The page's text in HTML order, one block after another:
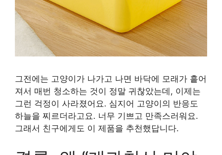
그전에는 고양이가 나가고 나면 바닥에 모래가 흩어
져서 매번 청소하는 것이 정말 귀찮았는데, 이제는
그런 걱정이 사라졌어요. 심지어 고양이의 반응도
하늘을 찌르더라고요. 너무 기쁘고 만족스러워요.
그래서 친구에게도 이 제품을 추천했답니다.